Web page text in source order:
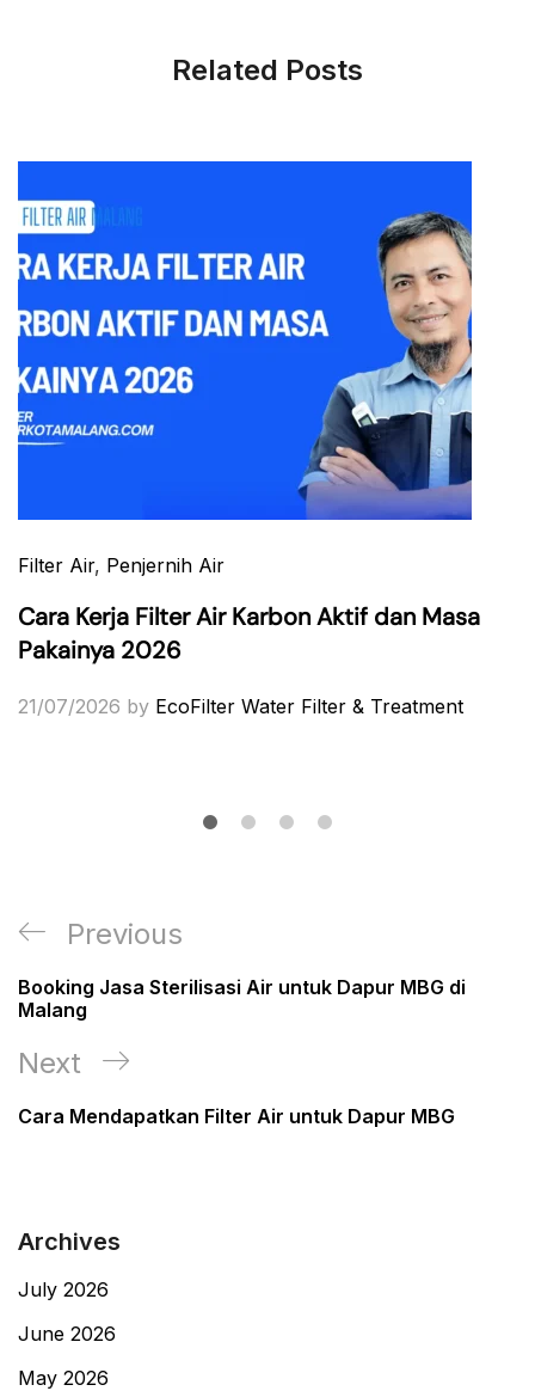
Related Posts
Filter Air, Penjernih Air
Cara Kerja Filter Air Karbon Aktif dan Masa
Pakainya 2026
21/07/2026 by EcoFilter Water Filter & Treatment
Post
Previous
Post
Previous
Booking Jasa Sterilisasi Air untuk Dapur MBG di
Malang
Next
Post
Next
Cara Mendapatkan Filter Air untuk Dapur MBG
Archives
July 2026
June 2026
May 2026